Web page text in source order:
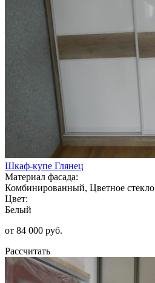
Шкаф-купе Глянец
Материал фасада:
Комбинированный, Цветное стекло
Цвет:
Белый
от 84 000 руб.
Рассчитать